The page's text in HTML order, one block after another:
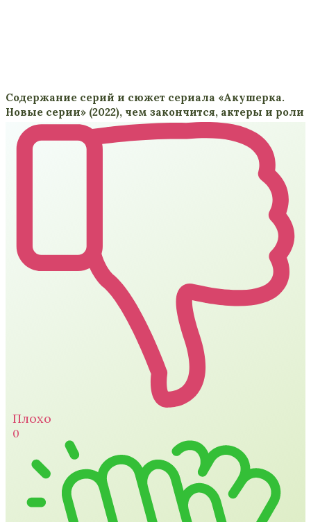
Содержание серий и сюжет сериала «Акушерка.
Новые серии» (2022), чем закончится, актеры и роли
Плохо
0